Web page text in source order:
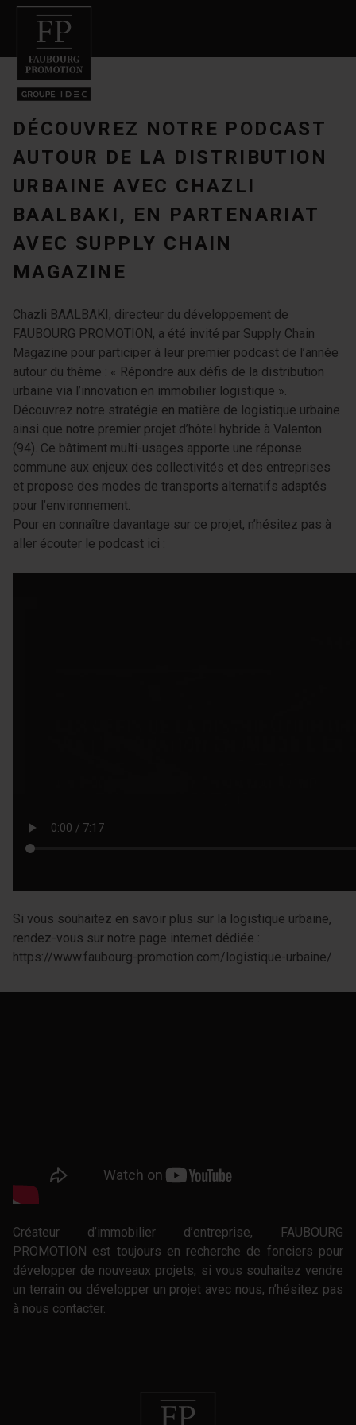
DÉCOUVREZ NOTRE PODCAST
AUTOUR DE LA DISTRIBUTION
URBAINE AVEC CHAZLI
BAALBAKI, EN PARTENARIAT
AVEC SUPPLY CHAIN
MAGAZINE
Chazli BAALBAKI, directeur du développement de
FAUBOURG PROMOTION, a été invité par Supply Chain
Magazine pour participer à leur premier podcast de l’année
autour du thème : « Répondre aux défis de la distribution
urbaine via l’innovation en immobilier logistique ».
Découvrez notre stratégie en matière de logistique urbaine
ainsi que notre premier projet d’hôtel hybride à Valenton
(94). Ce bâtiment multi-usages apporte une réponse
commune aux enjeux des collectivités et des entreprises
et propose des modes de transports alternatifs adaptés
pour l’environnement.
Pour en connaître davantage sur ce projet, n’hésitez pas à
aller écouter le podcast ici :
Si vous souhaitez en savoir plus sur la logistique urbaine,
rendez-vous sur notre page internet dédiée :
https://www.faubourg-promotion.com/logistique-urbaine/
Créateur d’immobilier d’entreprise, FAUBOURG
PROMOTION est toujours en recherche de fonciers pour
développer de nouveaux projets, si vous souhaitez vendre
un terrain ou développer un projet avec nous, n’hésitez pas
à nous contacter.